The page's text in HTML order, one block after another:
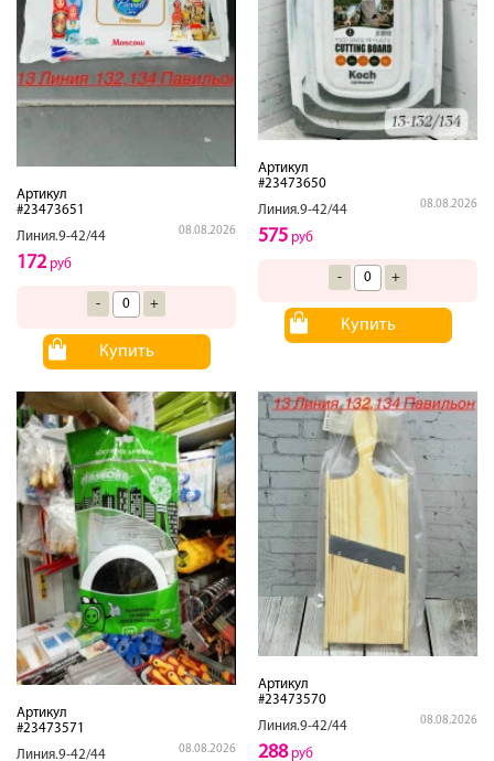
Артикул
#23473651
Линия.9-42/44
08.08.2026
172руб
- +
Купить
Артикул
#23473650
Линия.9-42/44
08.08.2026
575 руб
- +
Купить
Артикул
#23473571
Линия.9-42/44
08.08.2026
Артикул
#23473570
Линия.9-42/44
08.08.2026
288руб